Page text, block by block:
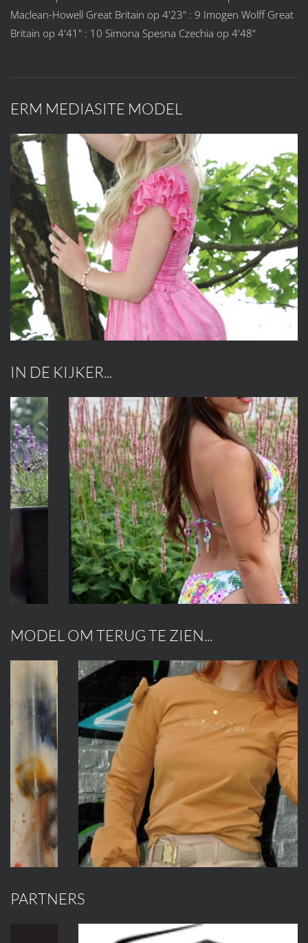
Maclean-Howell Great Britain op 4'23" : 9 Imogen Wolff Great
Britain op 4'41" : 10 Simona Spesna Czechia op 4'48"
ERM MEDIASITE MODEL
IN DE KIJKER...
MODEL OM TERUG TE ZIEN...
PARTNERS